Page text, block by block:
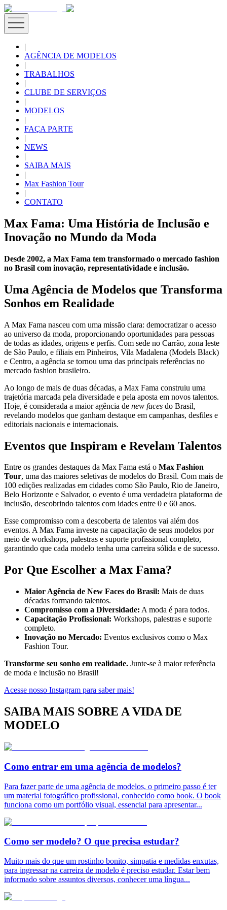
|
AGÊNCIA DE MODELOS
|
TRABALHOS
|
CLUBE DE SERVIÇOS
|
MODELOS
|
FAÇA PARTE
|
NEWS
|
SAIBA MAIS
|
Max Fashion Tour
|
CONTATO
Max Fama: Uma História de Inclusão e
Inovação no Mundo da Moda
Desde 2002, a Max Fama tem transformado o mercado fashion
no Brasil com inovação, representatividade e inclusão.
Uma Agência de Modelos que Transforma
Sonhos em Realidade
A Max Fama nasceu com uma missão clara: democratizar o acesso
ao universo da moda, proporcionando oportunidades para pessoas
de todas as idades, origens e perfis. Com sede no Carrão, zona leste
de São Paulo, e filiais em Pinheiros, Vila Madalena (Models Black)
e Centro, a agência se tornou uma das principais referências no
mercado fashion brasileiro.
Ao longo de mais de duas décadas, a Max Fama construiu uma
trajetória marcada pela diversidade e pela aposta em novos talentos.
Hoje, é considerada a maior agência de new faces do Brasil,
revelando modelos que ganham destaque em campanhas, desfiles e
editoriais nacionais e internacionais.
Eventos que Inspiram e Revelam Talentos
Entre os grandes destaques da Max Fama está o Max Fashion
Tour, uma das maiores seletivas de modelos do Brasil. Com mais de
100 edições realizadas em cidades como São Paulo, Rio de Janeiro,
Belo Horizonte e Salvador, o evento é uma verdadeira plataforma de
inclusão, descobrindo talentos com idades entre 0 e 60 anos.
Esse compromisso com a descoberta de talentos vai além dos
eventos. A Max Fama investe na capacitação de seus modelos por
meio de workshops, palestras e suporte profissional completo,
garantindo que cada modelo tenha uma carreira sólida e de sucesso.
Por Que Escolher a Max Fama?
Maior Agência de New Faces do Brasil: Mais de duas
décadas formando talentos.
Compromisso com a Diversidade: A moda é para todos.
Capacitação Profissional: Workshops, palestras e suporte
completo.
Inovação no Mercado: Eventos exclusivos como o Max
Fashion Tour.
Transforme seu sonho em realidade. Junte-se à maior referência
de moda e inclusão no Brasil!
Acesse nosso Instagram para saber mais!
SAIBA MAIS SOBRE A VIDA DE
MODELO
Como entrar em uma agência de modelos?
Para fazer parte de uma agência de modelos, o primeiro passo é ter
um material fotográfico profissional, conhecido como book. O book
funciona como um portfólio visual, essencial para apresentar...
Como ser modelo? O que precisa estudar?
Muito mais do que um rostinho bonito, simpatia e medidas enxutas,
para ingressar na carreira de modelo é preciso estudar. Estar bem
informado sobre assuntos diversos, conhecer uma língua...